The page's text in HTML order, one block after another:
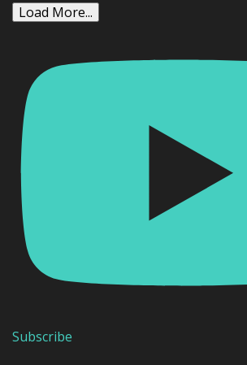
Load More...
Subscribe